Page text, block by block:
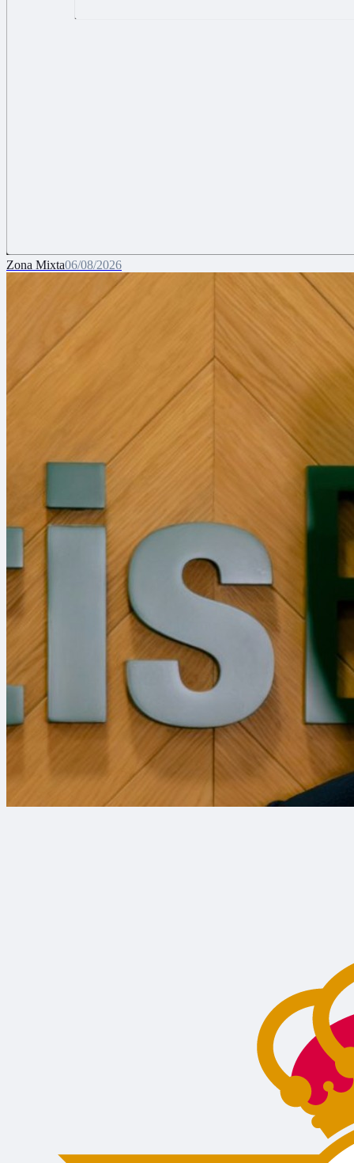
Zona Mixta06/08/2026